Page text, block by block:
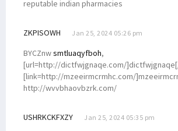
reputable indian pharmacies
ZKPISOWH Jan 25, 2024 05:26 pm
BYCZnwsmtluaqyfboh,
[url=http://dictfwjgnaqe.com/
[link=http://mzeeirmcrmhc.com/
http://wvvbhaovbzrk.com/
USHRKCKFXZY Jan 25, 2024 05:35 pm